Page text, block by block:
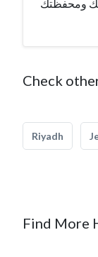
Check
Riyadh
Find More